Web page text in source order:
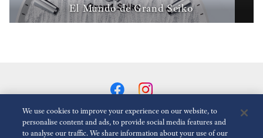
El Mundo de Grand Seiko
We use cookies to improve your experience on our website, to
personalise content and ads, to provide social media features and
to analyse our traffic. We share information about your use of our